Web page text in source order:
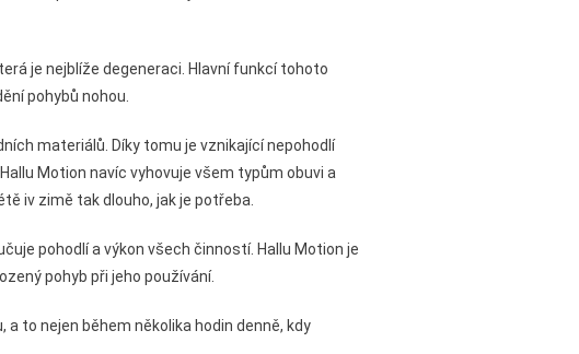
je nejblíže degeneraci. Hlavní funkcí tohoto
pohybů nohou.
materiálů. Díky tomu je vznikající nepohodlí
Motion navíc vyhovuje všem typům obuvi a
iv zimě tak dlouho, jak je potřeba.
pohodlí a výkon všech činností. Hallu Motion je
pohyb při jeho používání.
to nejen během několika hodin denně, kdy